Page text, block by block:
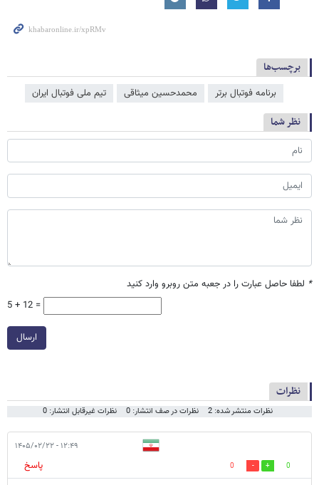
برچسب‌ها
برنامه فوتبال برتر محمدحسین میثاقی تیم ملی فوتبال ایران
نظر شما
* لطفا حاصل عبارت را در جعبه متن روبرو وارد کنید
5 + 12 =
ارسال
نظرات
نظرات منتشر شده: 2 نظرات در صف انتشار: 0 نظرات غیرقابل انتشار: 0
۱۲:۴۹ - ۱۴۰۵/۰۲/۲۲
0
0
پاسخ